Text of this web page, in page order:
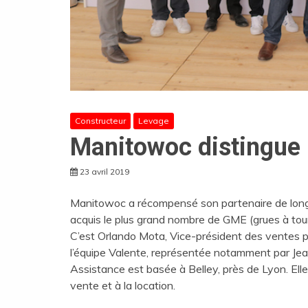
Constructeur Levage
Manitowoc distingue
23 avril 2019
Manitowoc a récompensé son partenaire de
acquis le plus grand nombre de GME (grues à
C’est Orlando Mota, Vice-président des ventes
l’équipe Valente, représentée notamment par
Assistance est basée à Belley, près de Lyon.
vente et à la location.